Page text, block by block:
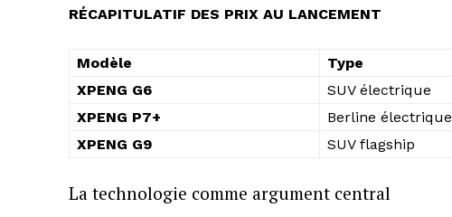
RÉCAPITULATIF DES PRIX AU LANCEMENT
Modèle Type
XPENG G6
SUV électrique
XPENG P7+
Berline électrique
XPENG G9
SUV flagship
La technologie comme argument central